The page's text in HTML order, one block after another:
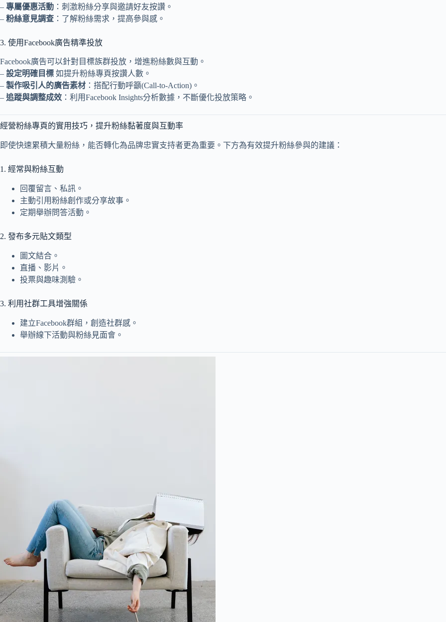
– 專屬優惠活動 ：刺激粉絲分享與邀請好友按讚。
– 粉絲意見調查 ：了解粉絲需求，提高參與感。
3. 使用Facebook廣告精準投放
Facebook廣告可以針對目標族群投放，增進粉絲數與互動。
– 設定明確目標 如提升粉絲專頁按讚人數。
– 製作吸引人的廣告素材 ：搭配行動呼籲(Call-to-Action)。
– 追蹤與調整成效 ：利用Facebook Insights分析數據，不斷優化投放策略。
經營粉絲專頁的實用技巧，提升粉絲黏著度與互動率
即使快速累積大量粉絲，能否轉化為品牌忠實支持者更為重要。下方為有效提升粉絲參與的建議：
1. 經常與粉絲互動
回覆留言、私訊。
主動引用粉絲創作或分享故事。
定期舉辦問答活動。
2. 發布多元貼文類型
圖文結合。
直播、影片。
投票與趣味測驗。
3. 利用社群工具增強關係
建立Facebook群組，創造社群感。
舉辦線下活動與粉絲見面會。